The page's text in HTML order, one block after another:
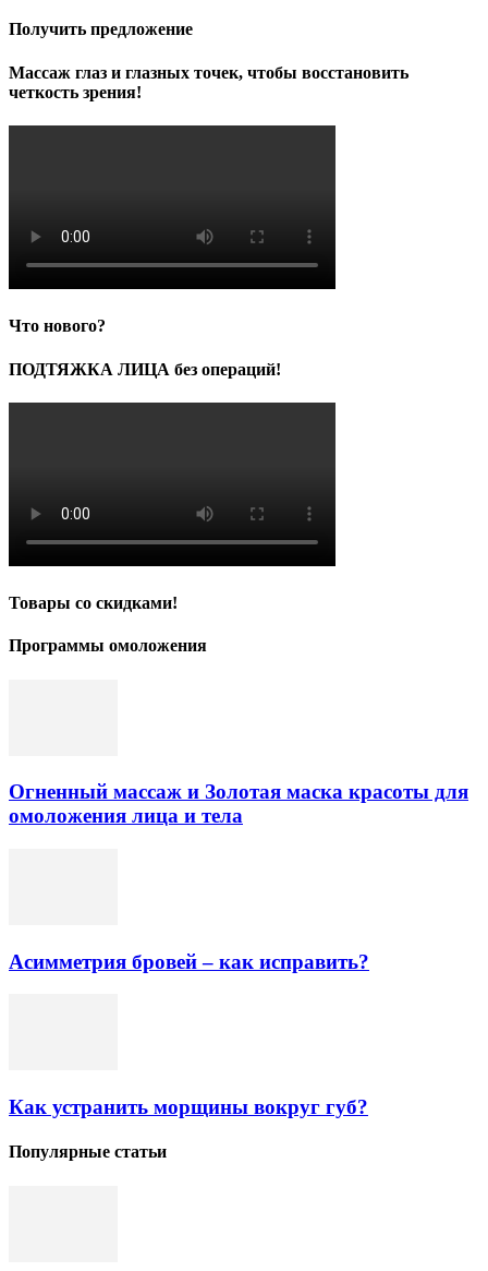
Получить предложение
Массаж глаз и глазных точек, чтобы восстановить
четкость зрения!
Что нового?
ПОДТЯЖКА ЛИЦА без операций!
Товары со скидками!
Программы омоложения
Огненный массаж и Золотая маска красоты для
омоложения лица и тела
Асимметрия бровей – как исправить?
Как устранить морщины вокруг губ?
Популярные статьи